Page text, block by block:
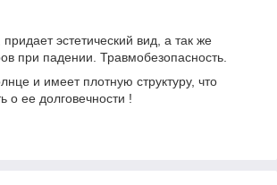
эстетический вид, а так же
при падении. Травмобезопасность.
и имеет плотную структуру, что
о ее долговечности !